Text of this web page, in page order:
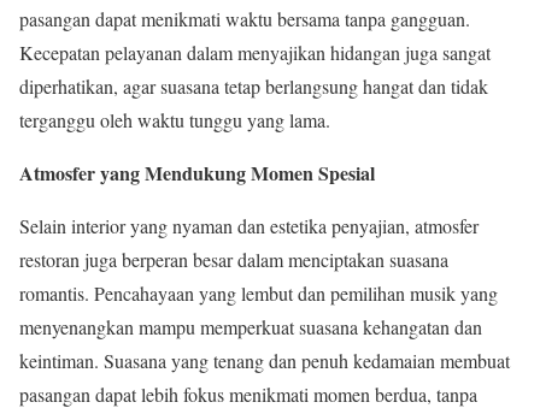
pasangan dapat menikmati waktu bersama tanpa gangguan.
Kecepatan pelayanan dalam menyajikan hidangan juga sangat
diperhatikan, agar suasana tetap berlangsung hangat dan tidak
terganggu oleh waktu tunggu yang lama.
Atmosfer yang Mendukung Momen Spesial
Selain interior yang nyaman dan estetika penyajian, atmosfer
restoran juga berperan besar dalam menciptakan suasana
romantis. Pencahayaan yang lembut dan pemilihan musik yang
menyenangkan mampu memperkuat suasana kehangatan dan
keintiman. Suasana yang tenang dan penuh kedamaian membuat
pasangan dapat lebih fokus menikmati momen berdua, tanpa